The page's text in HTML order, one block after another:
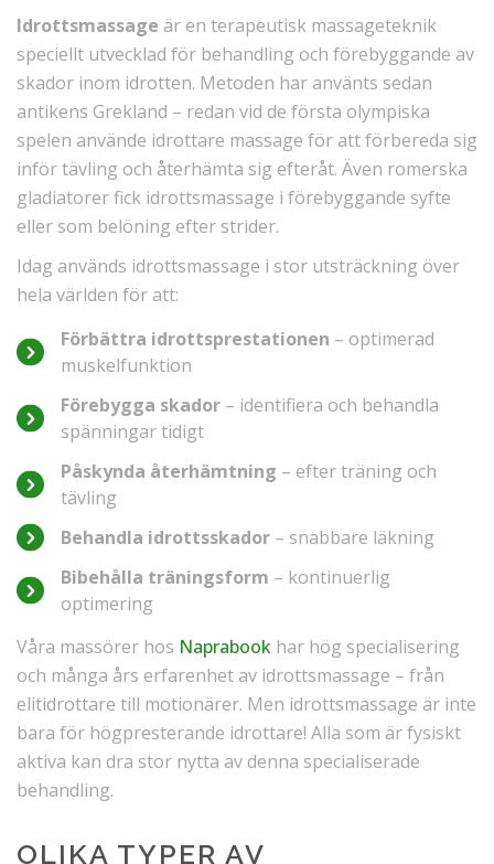
Idrottsmassage är en terapeutisk massageteknik
speciellt utvecklad för behandling och förebyggande av
skador inom idrotten. Metoden har använts sedan
antikens Grekland – redan vid de första olympiska
spelen använde idrottare massage för att förbereda sig
inför tävling och återhämta sig efteråt. Även romerska
gladiatorer fick idrottsmassage i förebyggande syfte
eller som belöning efter strider.
Idag används idrottsmassage i stor utsträckning över
hela världen för att:
Förbättra idrottsprestationen – optimerad
muskelfunktion
Förebygga skador – identifiera och behandla
spänningar tidigt
Påskynda återhämtning – efter träning och
tävling
Behandla idrottsskador – snabbare läkning
Bibehålla träningsform – kontinuerlig
optimering
Våra massörer hos Naprabook har hög specialisering
och många års erfarenhet av idrottsmassage – från
elitidrottare till motionärer. Men idrottsmassage är inte
bara för högpresterande idrottare! Alla som är fysiskt
aktiva kan dra stor nytta av denna specialiserade
behandling.
OLIKA TYPER AV